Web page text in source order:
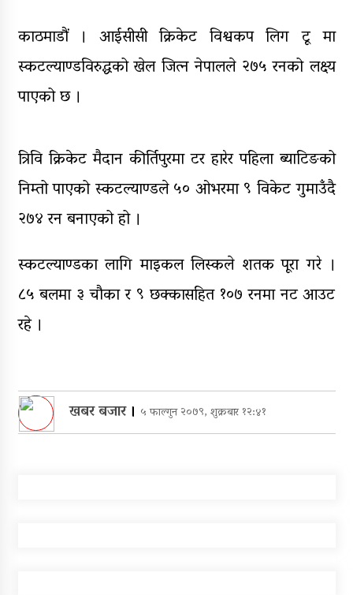
पुन: एमाले-नेकपा सहकार्यमा, प्रदेशको
भागबण्डा यस्तो छ…
घरमाथि पहिरो खस्दा ३ वर्षीय बालकको
मृत्यु, दुई घाइते
काठमाडौं । आईसीसी क्रिकेट विश्वकप लिग टू मा
स्कटल्याण्डविरुद्धको खेल जित्न नेपालले २७५ रनको लक्ष्य
पाएको छ ।
त्रिवि क्रिकेट मैदान कीर्तिपुरमा टर हारेर पहिला ब्याटिङको
निम्तो पाएको स्कटल्याण्डले ५० ओभरमा ९ विकेट गुमाउँदै
२७४ रन बनाएको हो ।
स्कटल्याण्डका लागि माइकल लिस्कले शतक पूरा गरे ।
८५ बलमा ३ चौका र ९ छक्कासहित १०७ रनमा नट आउट
रहे ।
खबर बजार। ५ फाल्गुन २०७९, शुक्रबार १२:४१